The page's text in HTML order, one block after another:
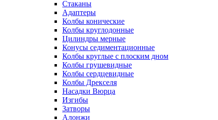
Стаканы
Адаптеры
Колбы конические
Колбы круглодонные
Цилиндры мерные
Конусы седиментационные
Колбы круглые с плоским дном
Колбы грушевидные
Колбы сердцевидные
Колбы Дрекселя
Насадки Вюрца
Изгибы
Затворы
Алонжи